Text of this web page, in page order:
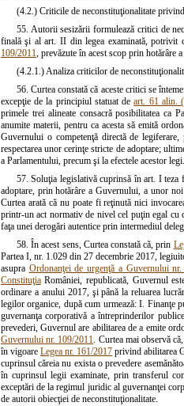
(4.2.) Criticile de neconstituţionalitate
55. Autorii sesizării formulează critici de
finală şi al art. II din legea examinată, potrivit
109/2011, prevăzute în acest scop prin hotărâre
(4.2.1.) Analiza criticilor de
56. Curtea constată că aceste critici se
excepţie de la principiul statuat deart. 61 alin.
primele trei alineate consacră posibilitatea ca
anumite materii, pentru ca acesta să emită
Guvernului o competenţă directă de
respectarea unor cerinţe stricte de adoptare;
a Parlamentului, precum şi la efectele acestor legi.
57. Soluţia legislativă cuprinsă în art. I teza
adoptare, prin hotărâre a Guvernului, a unor
Curtea arată că nu poate fi reţinută nici
printr-un act normativ de nivel cel puţin egal cu
faţa unei derogări autentice prin intermediul
58. În acest sens, Curtea constată că, prin
Partea I, nr. 1.029 din 27 decembrie 2017,
asupra Ordonanţei de urgenţă a Guvernului
ConstituţiaRomâniei, republicată, Guvernul
ordinare a anului 2017, şi până la reluarea
legilor organice, după cum urmează: I. Finanţe
guvernanţa corporativă a întreprinderilor
prevederi, Guvernul are abilitarea de a emite
Guvernului nr. 109/2011. Curtea mai observă
în vigoare Legea nr. 161/2017 privind abilitarea
cuprinsul căreia nu exista o prevedere
în cuprinsul legii examinate, prin transferul
exceptări de la regimul juridic al guvernanţei
de autorii obiecţiei de neconstituţionalitate.